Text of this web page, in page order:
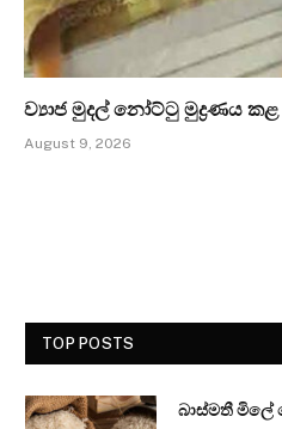
ව්‍යාජ මුදල් නෝට්ටු මුද්‍රණය
August 9, 2026
TOP POSTS
බාස්මතී මිලේ